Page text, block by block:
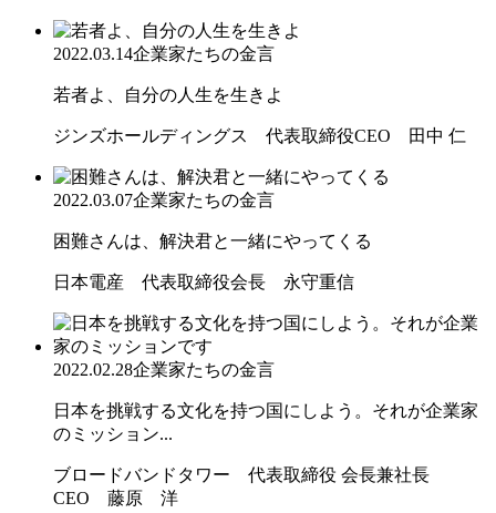
2022.03.14企業家たちの金言
若者よ、自分の人生を生きよ
ジンズホールディングス 代表取締役CEO 田中 仁
2022.03.07企業家たちの金言
困難さんは、解決君と一緒にやってくる
日本電産 代表取締役会長 永守重信
2022.02.28企業家たちの金言
日本を挑戦する文化を持つ国にしよう。それが企業家
のミッション...
ブロードバンドタワー 代表取締役 会長兼社長
CEO 藤原 洋